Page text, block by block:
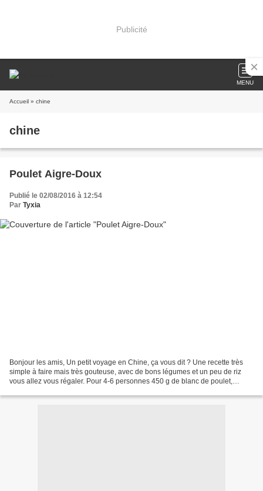
Publicité
MENU
Accueil » chine
chine
Poulet Aigre-Doux
Publié le 02/08/2016 à 12:54
Par Tyxia
Bonjour les amis, Un petit voyage en Chine, ça vous dit ? Une recette très
simple à faire mais très gouteuse, avec de bons légumes et un peu de riz
vous allez vous régaler. Pour 4-6 personnes 450 g de blanc de poulet,